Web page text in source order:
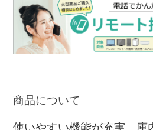
商品について
使いやすい機能が充実、庫